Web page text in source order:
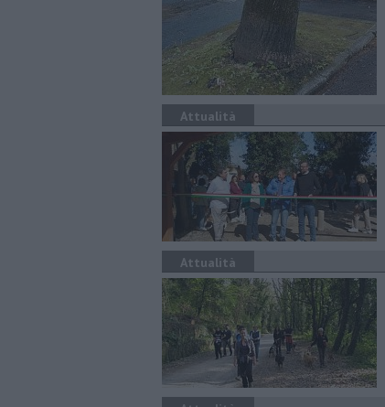
Attualità
Attualità